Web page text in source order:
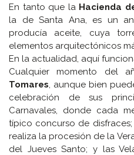
En tanto que la Hacienda
la de Santa Ana, es un
producía aceite, cuya
elementos arquitectónicos
En la actualidad, aquí
Cualquier momento del
Tomares, aunque bien
celebración de sus
Carnavales, donde cada
típico concurso de
realiza la procesión de la
del Jueves Santo; y las